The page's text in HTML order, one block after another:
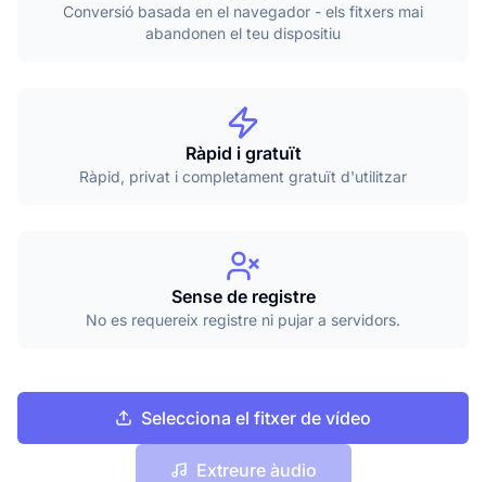
Conversió basada en el navegador - els fitxers mai
abandonen el teu dispositiu
Ràpid i gratuït
Ràpid, privat i completament gratuït d'utilitzar
Sense de registre
No es requereix registre ni pujar a servidors.
Selecciona el fitxer de vídeo
Extreure àudio